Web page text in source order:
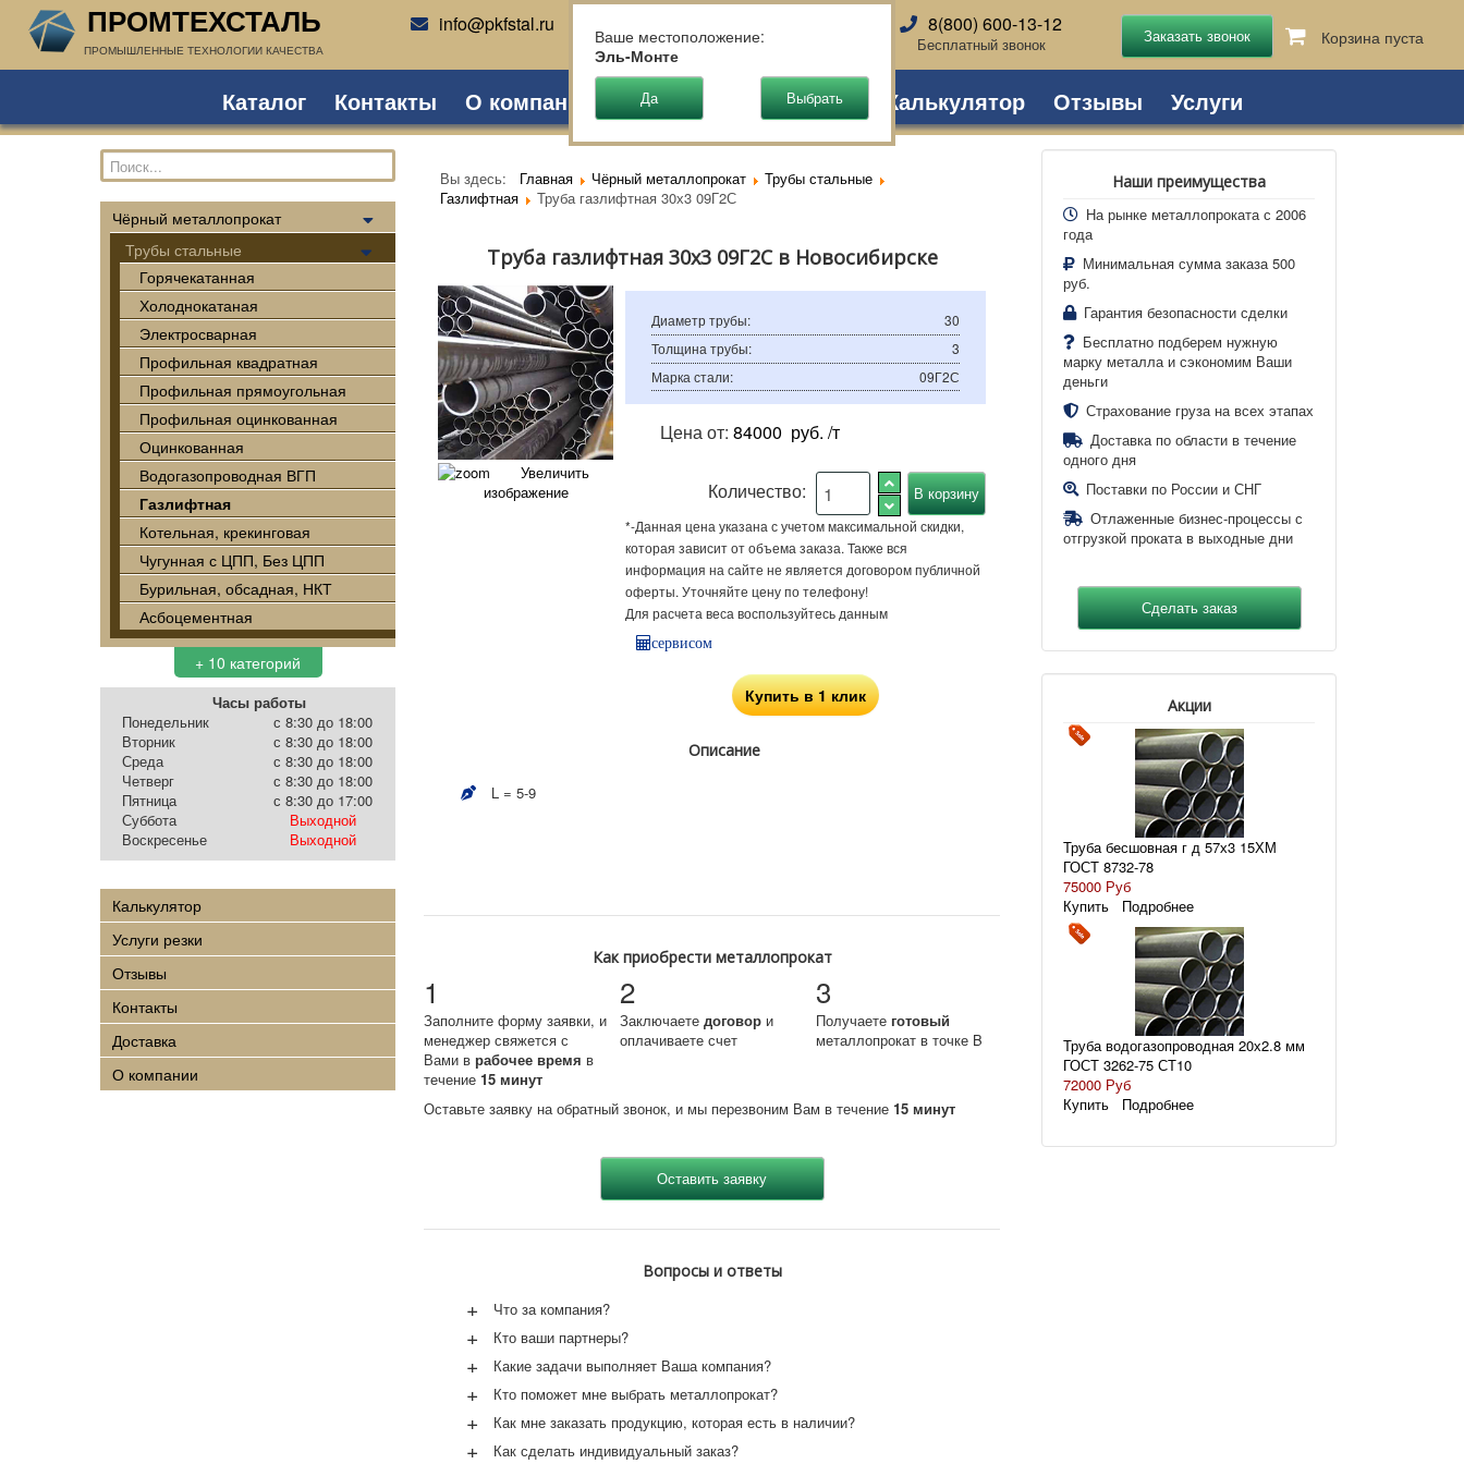
ПРОМТЕХСТАЛЬ
ПРОМЫШЛЕННЫЕ ТЕХНОЛОГИИ КАЧЕСТВА
info@pkfstal.ru 8(800) 600-13-12
Бесплатный звонок Корзина пуста
Каталог Контакты О компании Партнеры Доставка Калькулятор Отзывы Услуги
Чёрный металлопрокат
Трубы стальные
Горячекатанная
Холоднокатаная
Электросварная
Профильная квадратная
Профильная прямоугольная
Профильная оцинкованная
Оцинкованная
Водогазопроводная ВГП
Газлифтная
Котельная, крекинговая
Чугунная с ЦПП, Без ЦПП
Бурильная, обсадная, НКТ
Асбоцементная
+ 10 категорий
Часы работы
Понедельник
с 8:30 до 18:00
Вторник
с 8:30 до 18:00
Среда
с 8:30 до 18:00
Четверг
с 8:30 до 18:00
Пятница
с 8:30 до 17:00
Суббота
Выходной
Воскресенье
Выходной
Калькулятор
Услуги резки
Отзывы
Контакты
Доставка
О компании
Вы здесь: Главная Чёрный металлопрокат
Трубы стальные
Газлифтная
Труба газлифтная 30х3 09Г2С
Труба газлифтная 30х3 09Г2С в Новосибирске
Увеличить
изображение
Диаметр трубы:
30
Толщина трубы:
3
Марка стали: 09Г2С
Цена от: 84000 руб. /т
Количество:
*-Данная цена указана с учетом максимальной скидки,
которая зависит от объема заказа. Также вся
информация на сайте не является договором публичной
оферты. Уточняйте цену по телефону!
Для расчета веса воспользуйтесь данным
сервисом
Купить в 1 клик
Описание
L = 5-9
Как приобрести металлопрокат
1
Заполните форму заявки, и
менеджер свяжется с
Вами врабочее время в
течение15 минут
2
Заключаетедоговор и
оплачиваете счет
3
Получаете готовый
металлопрокат в точке B
Оставьте заявку на обратный звонок, и мы перезвоним Вам в течение15 минут
Вопросы и ответы
+ Что за компания?
+ Кто ваши партнеры?
+ Какие задачи выполняет Ваша компания?
+ Кто поможет мне выбрать металлопрокат?
+ Как мне заказать продукцию, которая есть в наличии?
+ Как сделать индивидуальный заказ?
Наши преимущества
На рынке металлопроката с 2006
года
Минимальная сумма заказа 500
руб.
Гарантия безопасности сделки
Бесплатно подберем нужную
марку металла и сэкономим Ваши
деньги
Страхование груза на всех этапах
Доставка по области в течение
одного дня
Поставки по России и СНГ
Отлаженные бизнес-процессы с
отгрузкой проката в выходные дни
Акции
Труба бесшовная г д 57х3 15ХМ
ГОСТ 8732-78
75000 Руб
Купить
Подробнее
Труба водогазопроводная 20х2.8 мм
ГОСТ 3262-75 СТ10
72000 Руб
Купить
Подробнее
Ваше местоположение:
Эль-Монте